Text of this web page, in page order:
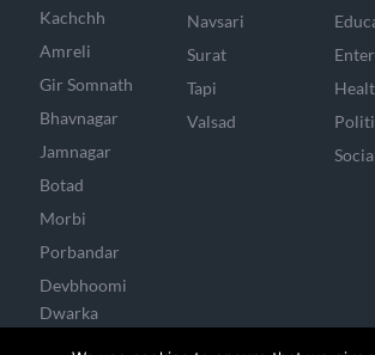
Kachchh
Amreli
Gir Somnath
Bhavnagar
Jamnagar
Botad
Morbi
Porbandar
Devbhoomi
Dwarka
Navsari
Surat
Tapi
Valsad